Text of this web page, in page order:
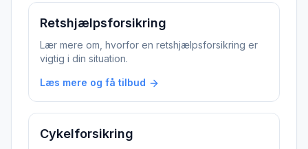
Retshjælpsforsikring
Lær mere om, hvorfor en retshjælpsforsikring er
vigtig i din situation.
Læs mere og få tilbud
Cykelforsikring